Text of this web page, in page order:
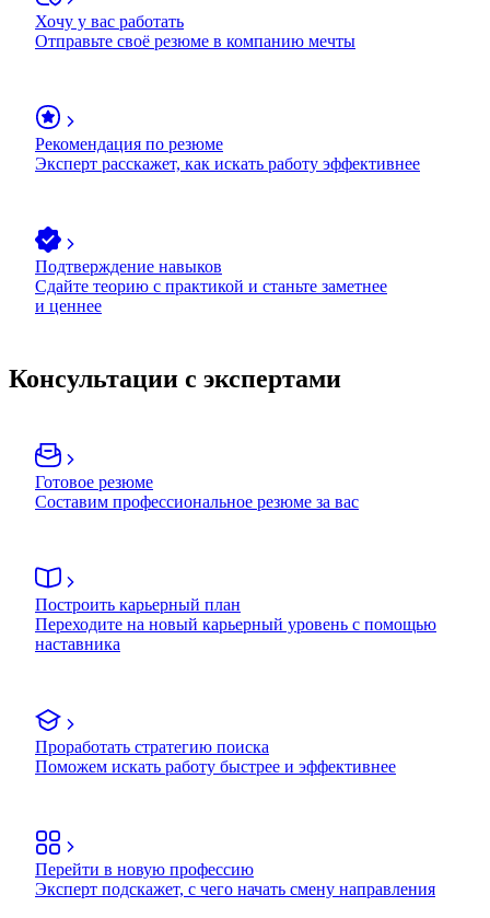
Хочу у вас работать
Отправьте своё резюме в компанию мечты
Рекомендация по резюме
Эксперт расскажет, как искать работу эффективнее
Подтверждение навыков
Сдайте теорию с практикой и станьте заметнее
и ценнее
Консультации с экспертами
Готовое резюме
Составим профессиональное резюме за вас
Построить карьерный план
Переходите на новый карьерный уровень с помощью
наставника
Проработать стратегию поиска
Поможем искать работу быстрее и эффективнее
Перейти в новую профессию
Эксперт подскажет, с чего начать смену направления